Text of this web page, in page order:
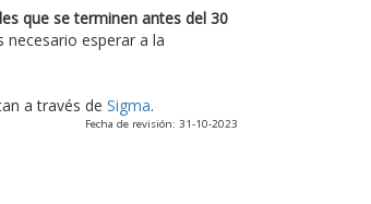
que se terminen antes del 30
necesario esperar a la
a través de Sigma.
Fecha de revisión: 31-10-2023